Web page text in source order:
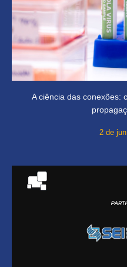
A ciência das conexões:
2 de